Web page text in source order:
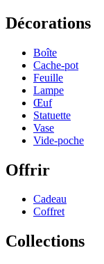
Décorations
Boîte
Cache-pot
Feuille
Lampe
Œuf
Statuette
Vase
Vide-poche
Offrir
Cadeau
Coffret
Collections